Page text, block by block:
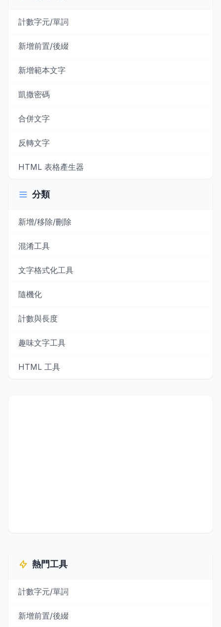
計數字元/單詞
新增前置/後綴
新增範本文字
凱撒密碼
合併文字
反轉文字
HTML 表格產生器
分類
新增/移除/刪除
混淆工具
文字格式化工具
隨機化
計數與長度
趣味文字工具
HTML 工具
熱門工具
計數字元/單詞
新增前置/後綴